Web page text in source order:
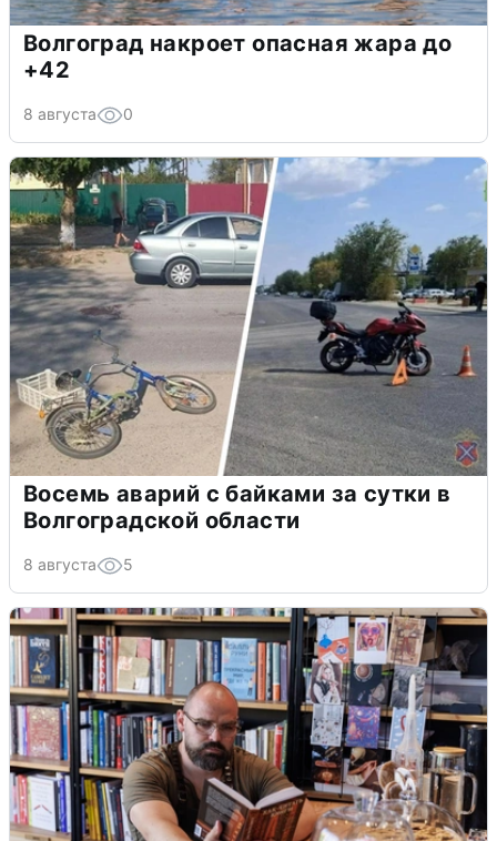
Волгоград накроет опасная жара до
+42
8 августа 0
Восемь аварий с байками за сутки в
Волгоградской области
8 августа 5